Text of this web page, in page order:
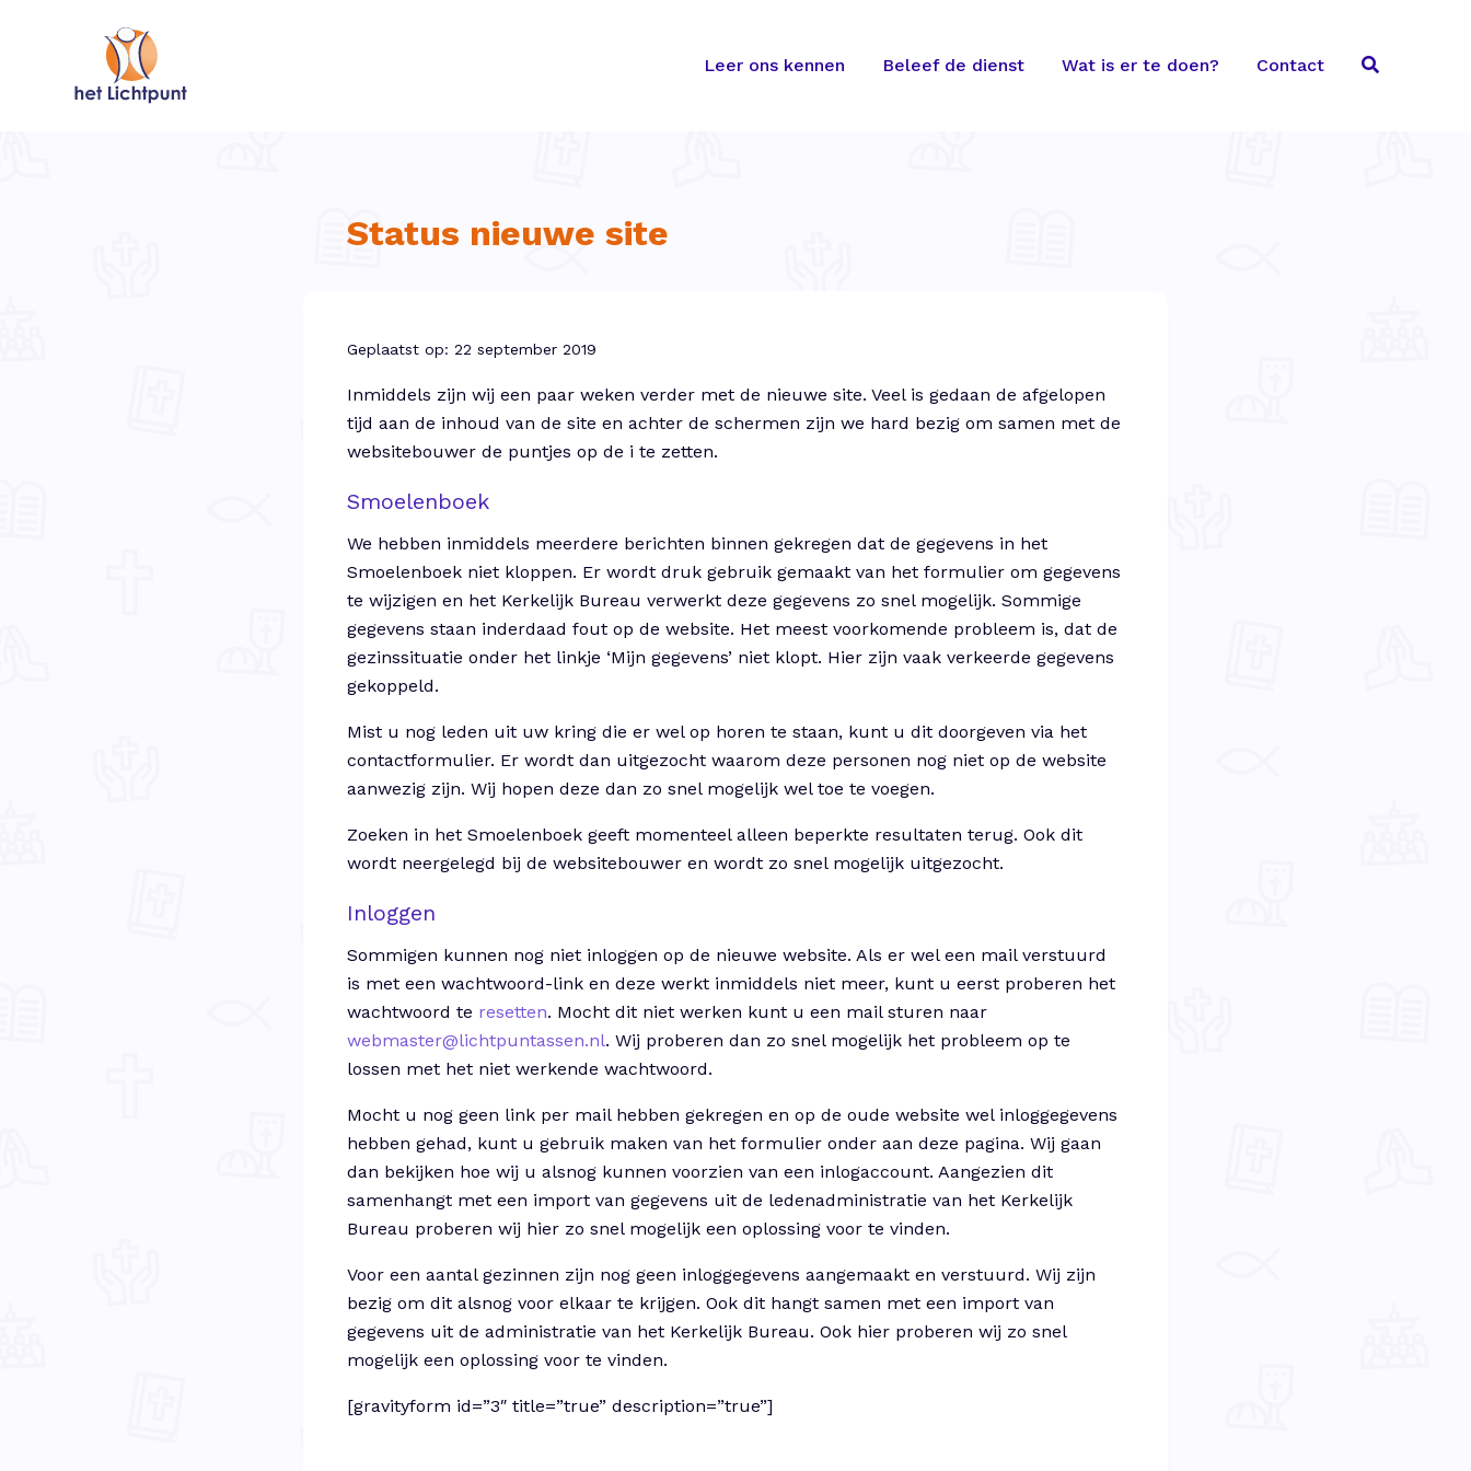
Leer ons kennen Beleef de dienst Wat is er te doen? Contact
Status nieuwe site
Geplaatst op: 22 september 2019
Inmiddels zijn wij een paar weken verder met de nieuwe site. Veel is gedaan de afgelopen
tijd aan de inhoud van de site en achter de schermen zijn we hard bezig om samen met de
websitebouwer de puntjes op de i te zetten.
Smoelenboek
We hebben inmiddels meerdere berichten binnen gekregen dat de gegevens in het
Smoelenboek niet kloppen. Er wordt druk gebruik gemaakt van het formulier om gegevens
te wijzigen en het Kerkelijk Bureau verwerkt deze gegevens zo snel mogelijk. Sommige
gegevens staan inderdaad fout op de website. Het meest voorkomende probleem is, dat de
gezinssituatie onder het linkje ‘Mijn gegevens’ niet klopt. Hier zijn vaak verkeerde gegevens
gekoppeld.
Mist u nog leden uit uw kring die er wel op horen te staan, kunt u dit doorgeven via het
contactformulier. Er wordt dan uitgezocht waarom deze personen nog niet op de website
aanwezig zijn. Wij hopen deze dan zo snel mogelijk wel toe te voegen.
Zoeken in het Smoelenboek geeft momenteel alleen beperkte resultaten terug. Ook dit
wordt neergelegd bij de websitebouwer en wordt zo snel mogelijk uitgezocht.
Inloggen
Sommigen kunnen nog niet inloggen op de nieuwe website. Als er wel een mail verstuurd
is met een wachtwoord-link en deze werkt inmiddels niet meer, kunt u eerst proberen het
wachtwoord te resetten. Mocht dit niet werken kunt u een mail sturen naar
webmaster@lichtpuntassen.nl. Wij proberen dan zo snel mogelijk het probleem op te
lossen met het niet werkende wachtwoord.
Mocht u nog geen link per mail hebben gekregen en op de oude website wel inloggegevens
hebben gehad, kunt u gebruik maken van het formulier onder aan deze pagina. Wij gaan
dan bekijken hoe wij u alsnog kunnen voorzien van een inlogaccount. Aangezien dit
samenhangt met een import van gegevens uit de ledenadministratie van het Kerkelijk
Bureau proberen wij hier zo snel mogelijk een oplossing voor te vinden.
Voor een aantal gezinnen zijn nog geen inloggegevens aangemaakt en verstuurd. Wij zijn
bezig om dit alsnog voor elkaar te krijgen. Ook dit hangt samen met een import van
gegevens uit de administratie van het Kerkelijk Bureau. Ook hier proberen wij zo snel
mogelijk een oplossing voor te vinden.
[gravityform id=”3″ title=”true” description=”true”]